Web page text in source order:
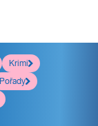
Krimi
Pořady